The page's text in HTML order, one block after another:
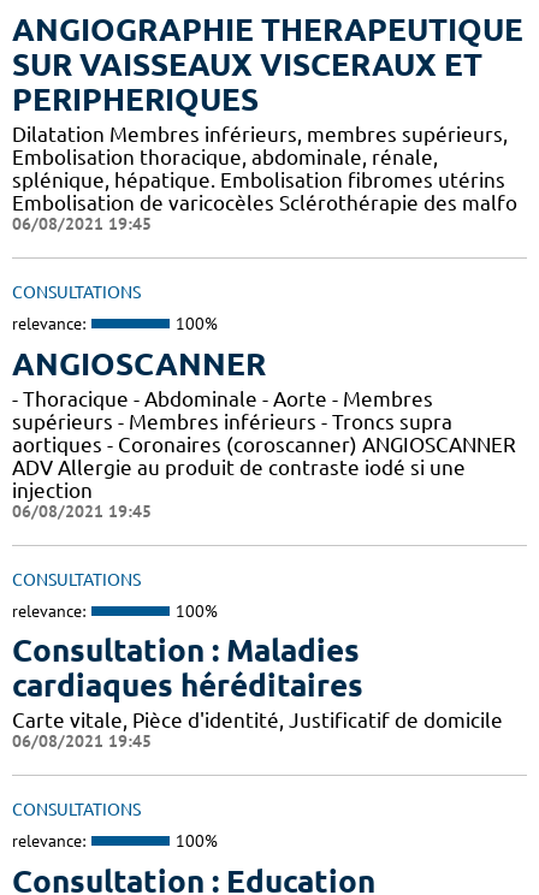
ANGIOGRAPHIE THERAPEUTIQUE
SUR VAISSEAUX VISCERAUX ET
PERIPHERIQUES
Dilatation Membres inférieurs, membres supérieurs,
Embolisation thoracique, abdominale, rénale,
splénique, hépatique. Embolisation fibromes utérins
Embolisation de varicocèles Sclérothérapie des malfo
06/08/2021 19:45
CONSULTATIONS
relevance: 100%
ANGIOSCANNER
- Thoracique - Abdominale - Aorte - Membres
supérieurs - Membres inférieurs - Troncs supra
aortiques - Coronaires (coroscanner) ANGIOSCANNER
ADV Allergie au produit de contraste iodé si une
injection
06/08/2021 19:45
CONSULTATIONS
relevance: 100%
Consultation : Maladies
cardiaques héréditaires
Carte vitale, Pièce d'identité, Justificatif de domicile
06/08/2021 19:45
CONSULTATIONS
relevance: 100%
Consultation : Education